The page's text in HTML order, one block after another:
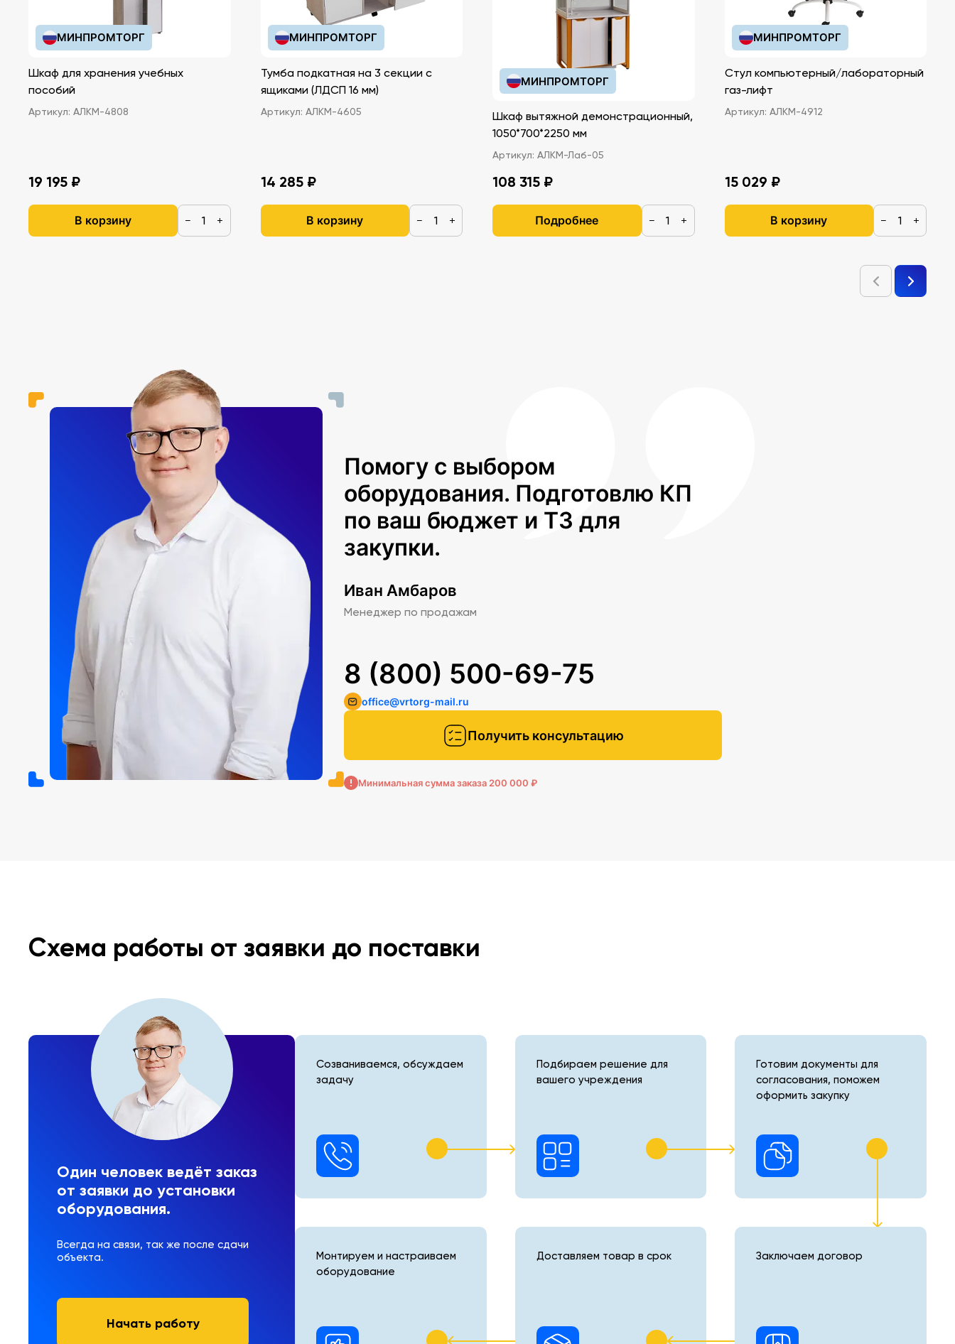
МИНПРОМТОРГ
Шкаф для хранения учебных
пособий
Артикул: АЛКМ-4808
19 195 ₽
В корзину − +
МИНПРОМТОРГ
Тумба подкатная на 3 секции с
ящиками (ЛДСП 16 мм)
Артикул: АЛКМ-4605
14 285 ₽
В корзину − +
МИНПРОМТОРГ
Шкаф вытяжной демонстрационный,
1050*700*2250 мм
Артикул: АЛКМ-Лаб-05
108 315 ₽
Подробнее − +
МИНПРОМТОРГ
Стул компьютерный/лабораторный
газ-лифт
Артикул: АЛКМ-4912
15 029 ₽
В корзину − +
Помогу с выбором
оборудования. Подготовлю КП
по ваш бюджет и ТЗ для
закупки.
Иван Амбаров
Менеджер по продажам
Получить консультацию
8 (800) 500-69-75
office@vrtorg-mail.ru
Минимальная сумма заказа 200 000 ₽
Схема работы от заявки до поставки
Один человек ведёт заказ
от заявки до установки
оборудования.
Всегда на связи, так же после сдачи
объекта.
Начать работу
Созваниваемся, обсуждаем
задачу
Подбираем решение для
вашего учреждения
Готовим документы для
согласования, поможем
оформить закупку
Монтируем и настраиваем
оборудование
Доставляем товар в срок Заключаем договор